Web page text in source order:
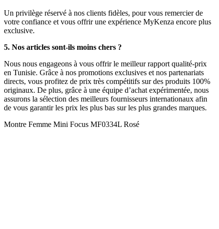
Un privilège réservé à nos clients fidèles, pour vous remercier de
votre confiance et vous offrir une expérience MyKenza encore plus
exclusive.
5. Nos articles sont-ils moins chers ?
Nous nous engageons à vous offrir le meilleur rapport qualité-prix
en Tunisie. Grâce à nos promotions exclusives et nos partenariats
directs, vous profitez de prix très compétitifs sur des produits 100%
originaux. De plus, grâce à une équipe d’achat expérimentée, nous
assurons la sélection des meilleurs fournisseurs internationaux afin
de vous garantir les prix les plus bas sur les plus grandes marques.
Montre Femme Mini Focus MF0334L Rosé